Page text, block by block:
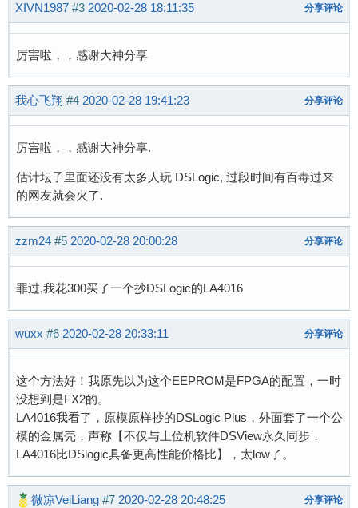
XIVN1987 #3 2020-02-28 18:11:35 分享评论
厉害啦，，感谢大神分享
我心飞翔 #4 2020-02-28 19:41:23 分享评论
厉害啦，，感谢大神分享.
估计坛子里面还没有太多人玩 DSLogic, 过段时间有百毒过来
的网友就会火了.
zzm24 #5 2020-02-28 20:00:28 分享评论
罪过,我花300买了一个抄DSLogic的LA4016
wuxx #6 2020-02-28 20:33:11 分享评论
这个方法好！我原先以为这个EEPROM是FPGA的配置，一时
没想到是FX2的。
LA4016我看了，原模原样抄的DSLogic Plus，外面套了一个公
模的金属壳，声称【不仅与上位机软件DSView永久同步，
LA4016比DSlogic具备更高性能价格比】，太low了。
微凉VeiLiang #7 2020-02-28 20:48:25 分享评论